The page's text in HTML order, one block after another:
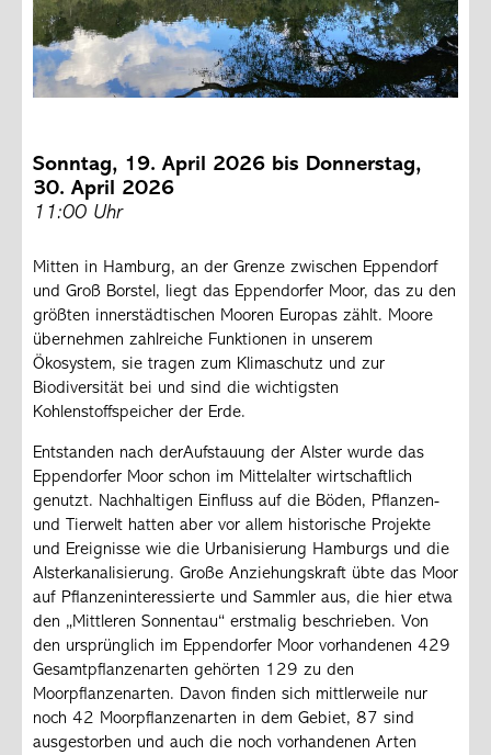
Sonntag, 19. April 2026 bis Donnerstag,
30. April 2026
11:00 Uhr
Mitten in Hamburg, an der Grenze zwischen Eppendorf
und Groß Borstel, liegt das Eppendorfer Moor, das zu den
größten innerstädtischen Mooren Europas zählt. Moore
übernehmen zahlreiche Funktionen in unserem
Ökosystem, sie tragen zum Klimaschutz und zur
Biodiversität bei und sind die wichtigsten
Kohlenstoffspeicher der Erde.
Entstanden nach derAufstauung der Alster wurde das
Eppendorfer Moor schon im Mittelalter wirtschaftlich
genutzt. Nachhaltigen Einfluss auf die Böden, Pflanzen-
und Tierwelt hatten aber vor allem historische Projekte
und Ereignisse wie die Urbanisierung Hamburgs und die
Alsterkanalisierung. Große Anziehungskraft übte das Moor
auf Pflanzeninteressierte und Sammler aus, die hier etwa
den „Mittleren Sonnentau“ erstmalig beschrieben. Von
den ursprünglich im Eppendorfer Moor vorhandenen 429
Gesamtpflanzenarten gehörten 129 zu den
Moorpflanzenarten. Davon finden sich mittlerweile nur
noch 42 Moorpflanzenarten in dem Gebiet, 87 sind
ausgestorben und auch die noch vorhandenen Arten